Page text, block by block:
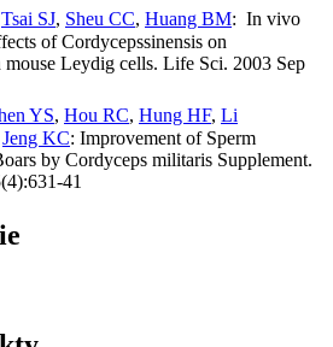
Tsai SJ, Sheu CC, Huang BM: In vivo
of Cordycepssinensis on
mouse Leydig cells. Life Sci. 2003 Sep
YS, Hou RC, Hung HF, Li
Jeng KC: Improvement of Sperm
by Cordyceps militaris Supplement.
41